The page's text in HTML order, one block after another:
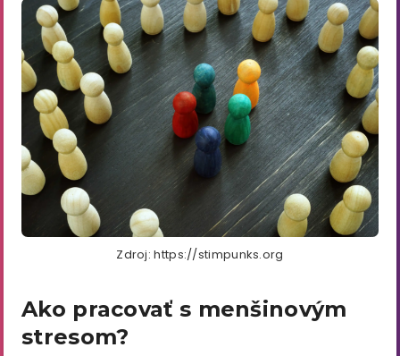
Zdroj: https://stimpunks.org
Ako pracovať s menšinovým
stresom?